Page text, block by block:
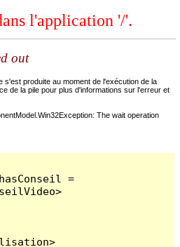
l'application '/'.
out
s'est produite au moment de l'exécution de la
de la pile pour plus d'informations sur l'erreur et
The wait operation
=